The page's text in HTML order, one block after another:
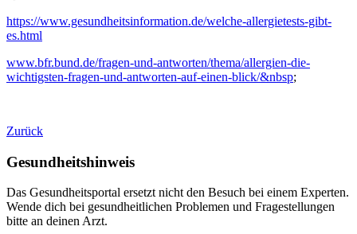
https://www.gesundheitsinformation.de/welche-allergietests-gibt-
es.html
www.bfr.bund.de/fragen-und-antworten/thema/allergien-die-
wichtigsten-fragen-und-antworten-auf-einen-blick/&nbsp;
Zurück
Gesundheitshinweis
Das Gesundheitsportal ersetzt nicht den Besuch bei einem Experten.
Wende dich bei gesundheitlichen Problemen und Fragestellungen
bitte an deinen Arzt.